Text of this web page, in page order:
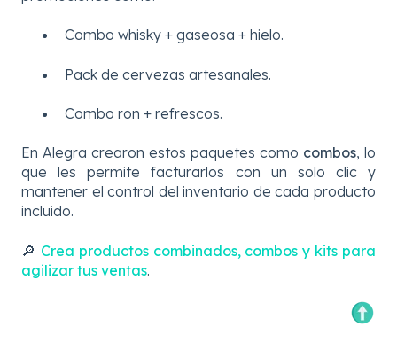
Combo whisky + gaseosa + hielo.
Pack de cervezas artesanales.
Combo ron + refrescos.
En Alegra crearon estos paquetes como combos, lo
que les permite facturarlos con un solo clic y
mantener el control del inventario de cada producto
incluido.
🔎 Crea productos combinados, combos y kits para
agilizar tus ventas.